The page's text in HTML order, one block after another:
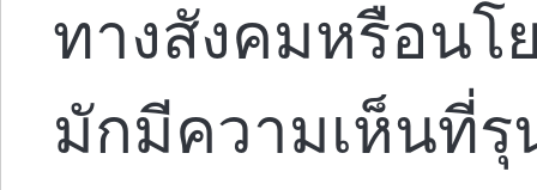
ทางสังคมหรือนโ
มักมีความเห็นที่รุ